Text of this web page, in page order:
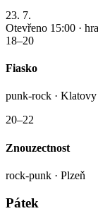
23. 7.
Otevřeno 15:00 ·
18–20
Fiasko
punk-rock · Klatovy
20–22
Znouzectnost
rock-punk · Plzeň
Pátek